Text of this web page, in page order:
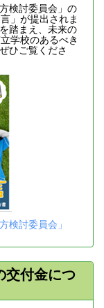
検討委員会」の
」が提出されま
踏まえ、未来の
学校のあるべき
ひご覧くださ
検討委員会」
交付金につ